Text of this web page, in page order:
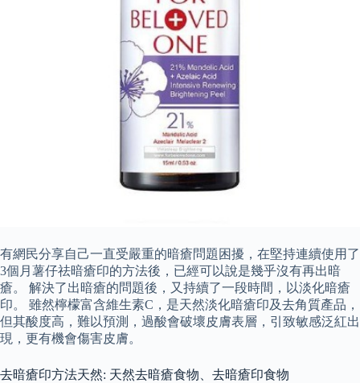
有網民分享自己一直受嚴重的暗瘡問題困擾，在堅持連續使用了
3個月薯仔祛暗瘡印的方法後，已經可以說是幾乎沒有再出暗
瘡。 解決了出暗瘡的問題後，又持續了一段時間，以淡化暗瘡
印。 雖然檸檬富含維生素C，是天然淡化暗瘡印及去角質產品，
但其酸度高，難以預測，過酸會破壞皮膚表層，引致敏感泛紅出
現，更有機會傷害皮膚。
去暗瘡印方法天然: 天然去暗瘡食物、去暗瘡印食物